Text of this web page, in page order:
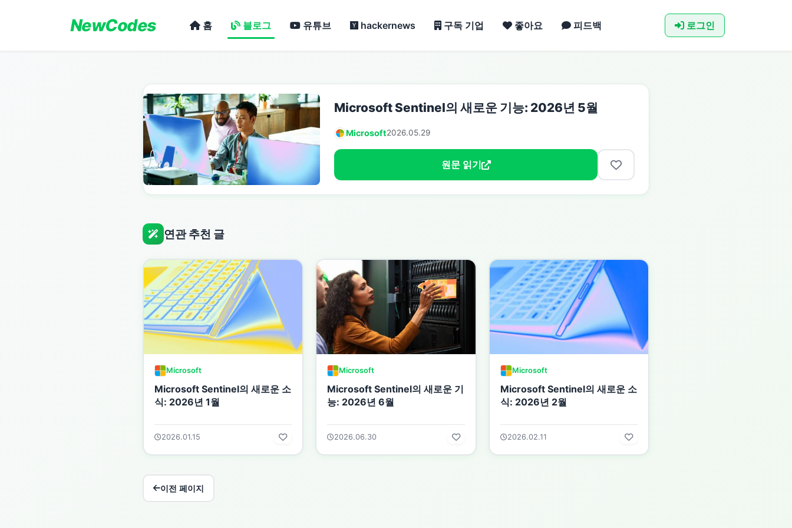
NewCodes 홈 블로그 유튜브 hackernews 구독 기업 좋아요 피드백 로그인
Microsoft Sentinel의 새로운 기능: 2026년 5월
Microsoft2026.05.29
원문 읽기
연관 추천 글
Microsoft
Microsoft Sentinel의 새로운 소
식: 2026년 1월
2026.01.15
Microsoft
Microsoft Sentinel의 새로운 기
능: 2026년 6월
2026.06.30
Microsoft
Microsoft Sentinel의 새로운 소
식: 2026년 2월
2026.02.11
이전 페이지